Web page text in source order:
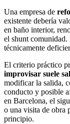
Una empresa de
existente debería
en baño interior,
el shunt comunidad.
técnicamente
El criterio práctico
improvisar suele
modificar la salida,
conducto y posible
en Barcelona, el
o una visita de obra
principio.